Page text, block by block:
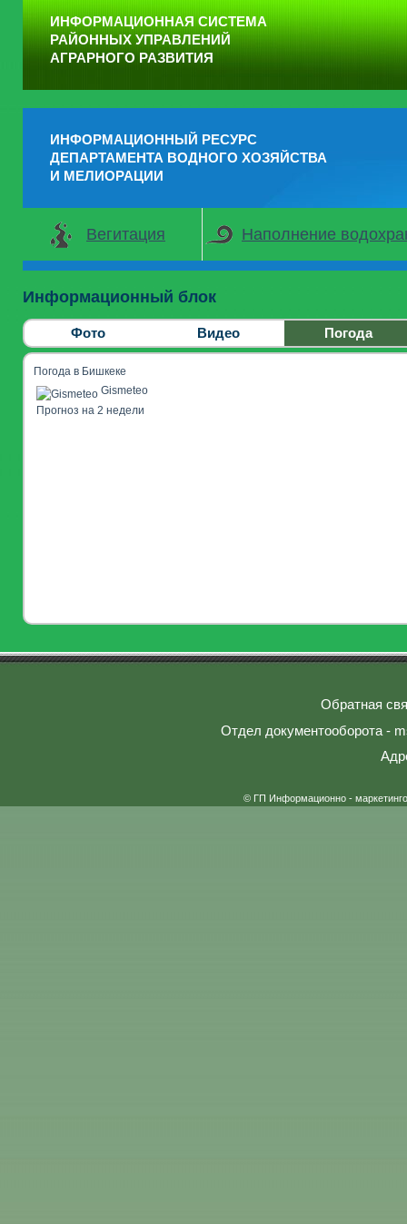
ИНФОРМАЦИОННАЯ СИСТЕМА
РАЙОННЫХ УПРАВЛЕНИЙ
АГРАРНОГО РАЗВИТИЯ
ИНФОРМАЦИОННЫЙ РЕСУРС
ДЕПАРТАМЕНТА ВОДНОГО ХОЗЯЙСТВА
И МЕЛИОРАЦИИ
Вегитация Наполнение
Информационный блок
Фото Видео Погода
Погода в Бишкеке
Gismeteo
Прогноз на 2 недели
Обратная
Отдел документооборота -
© ГП Информационно -